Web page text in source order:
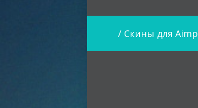
/ Скины для Aimp